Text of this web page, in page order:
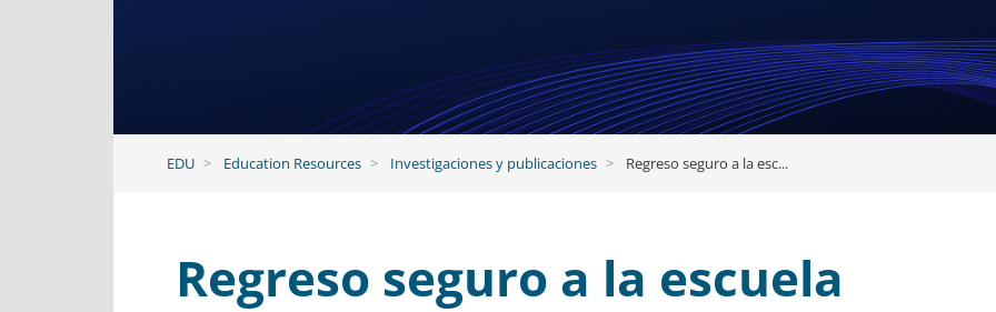
EDU Education Resources Investigaciones y publicaciones Regreso seguro a la esc...
Regreso seguro a la escuela